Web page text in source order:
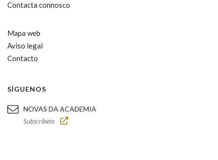
Contacta connosco
Mapa web
Aviso legal
Contacto
SÍGUENOS
NOVAS DA ACADEMIA
Subscríbete